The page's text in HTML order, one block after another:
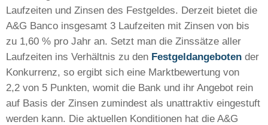
Laufzeiten und Zinsen des Festgeldes. Derzeit bietet die
A&G Banco insgesamt 3 Laufzeiten mit Zinsen von bis
zu 1,60 % pro Jahr an. Setzt man die Zinssätze aller
Laufzeiten ins Verhältnis zu den Festgeldangeboten der
Konkurrenz, so ergibt sich eine Marktbewertung von
2,2 von 5 Punkten, womit die Bank und ihr Angebot rein
auf Basis der Zinsen zumindest als unattraktiv eingestuft
werden kann. Die aktuellen Konditionen hat die A&G